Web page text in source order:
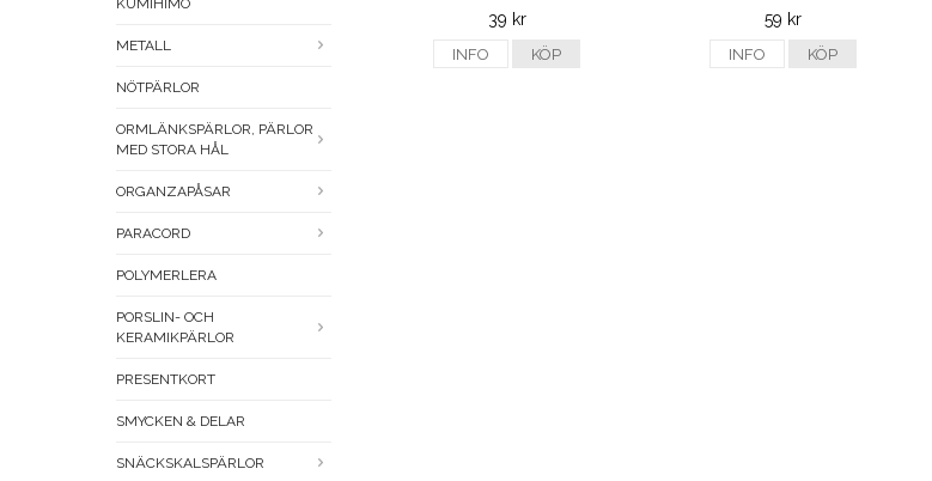
KUMIHIMO
METALL
NÖTPÄRLOR
ORMLÄNKSPÄRLOR, PÄRLOR
MED STORA HÅL
ORGANZAPÅSAR
PARACORD
POLYMERLERA
PORSLIN- OCH
KERAMIKPÄRLOR
PRESENTKORT
SMYCKEN & DELAR
SNÄCKSKALSPÄRLOR
39 kr
INFO KÖP
59 kr
INFO KÖP